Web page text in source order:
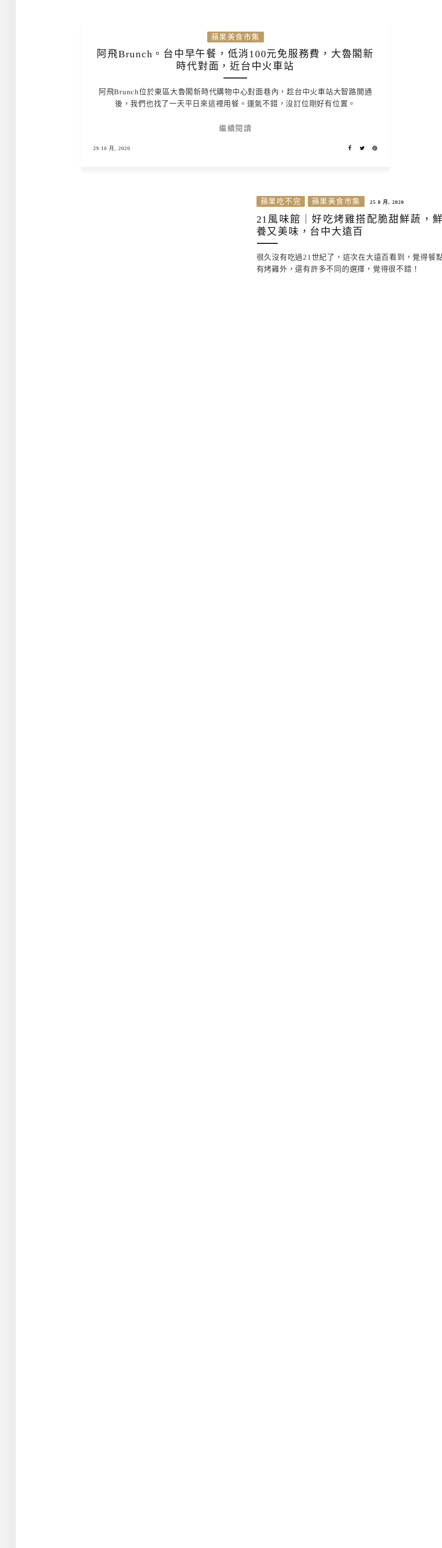
蘋果美食市集
阿飛Brunch。台中早午餐，低消100元免服務費，大魯閣新
時代對面，近台中火車站
阿飛Brunch位於東區大魯閣新時代購物中心對面巷內，趁台中火車站大智路開通
後，我們也找了一天平日來這裡用餐。運氣不錯，沒訂位剛好有位置。
繼續閱讀
29 10 月, 2020
蘋果吃不完 蘋果美食市集 25 8 月, 2020
21風味館｜好吃烤雞搭配脆甜鮮蔬，
養又美味，台中大遠百
很久沒有吃過21世紀了，這次在大遠百看到，覺得餐
有烤雞外，還有許多不同的選擇，覺得很不錯！